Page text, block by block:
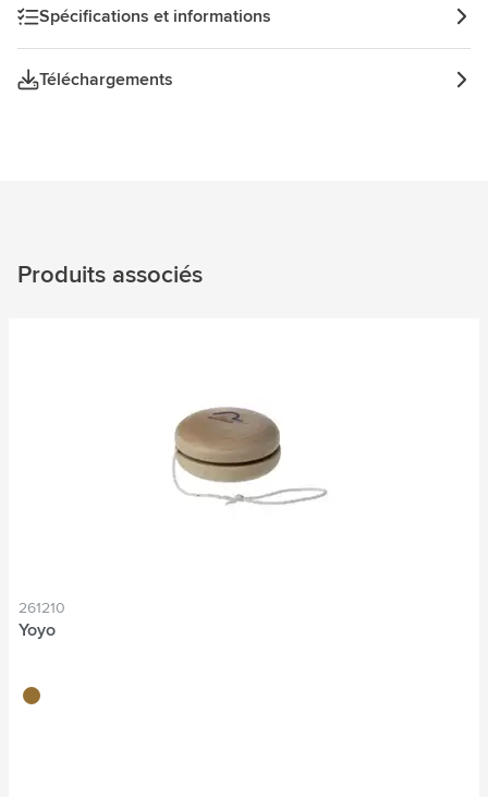
Spécifications et informations
Téléchargements
Produits associés
261210
Yoyo
brun bois